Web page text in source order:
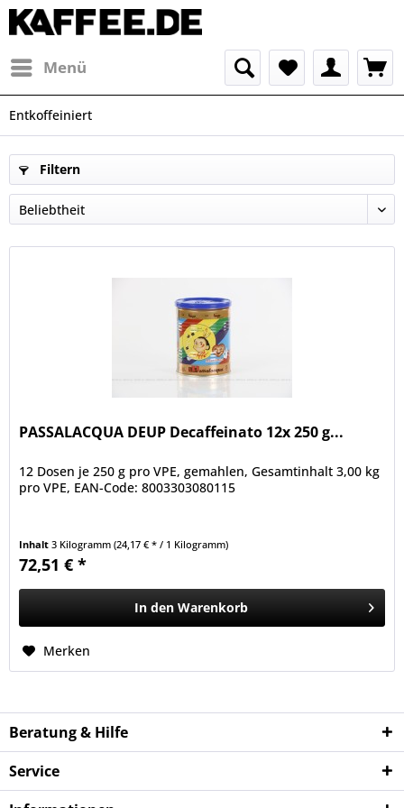
Menü
Entkoffeiniert
Filtern
PASSALACQUA DEUP Decaffeinato 12x 250 g...
12 Dosen je 250 g pro VPE, gemahlen, Gesamtinhalt 3,00 kg
pro VPE, EAN-Code: 8003303080115
Inhalt3 Kilogramm(24,17 € * / 1 Kilogramm)
72,51 € *
In den Warenkorb
Merken
Beratung & Hilfe
Service